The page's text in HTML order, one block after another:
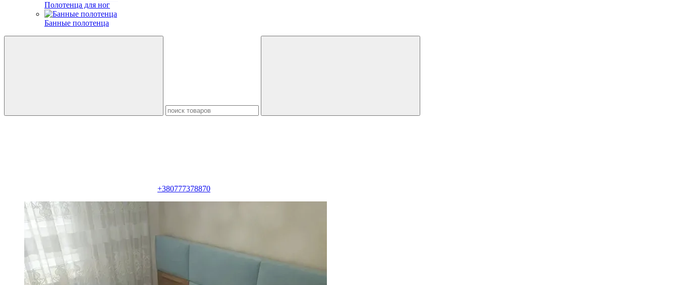
Полотенца для ног
Банные полотенца
+380777378870